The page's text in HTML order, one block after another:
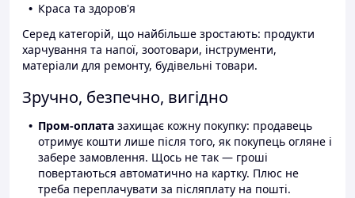
Краса та здоров'я
Серед категорій, що найбільше зростають: продукти
харчування та напої, зоотовари, інструменти,
матеріали для ремонту, будівельні товари.
Зручно, безпечно, вигідно
Пром-оплата захищає кожну покупку: продавець
отримує кошти лише після того, як покупець огляне і
забере замовлення. Щось не так — гроші
повертаються автоматично на картку. Плюс не
треба переплачувати за післяплату на пошті.